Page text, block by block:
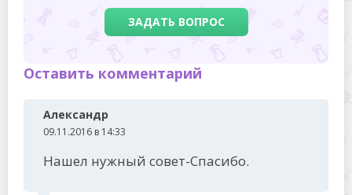
ЗАДАТЬ ВОПРОС
Оставить комментарий
Александр
09.11.2016 в 14:33
Нашел нужный совет-Спасибо.